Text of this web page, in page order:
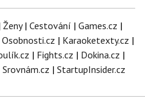
Ženy| Cestování | Games.cz |
Osobnosti.cz | Karaoketexty.cz |
| Fights.cz | Dokina.cz |
Srovnám.cz | StartupInsider.cz